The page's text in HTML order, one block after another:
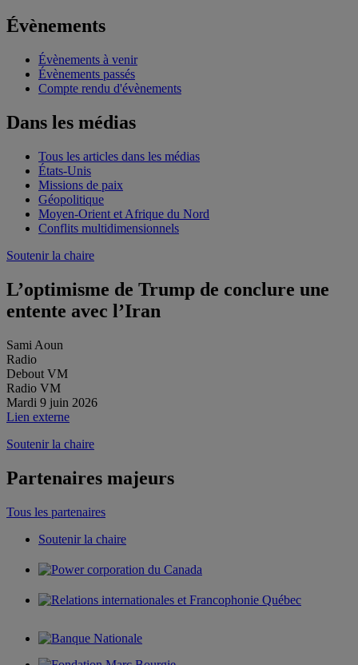
Évènements
Évènements à venir
Évènements passés
Compte rendu d'évènements
Dans les médias
Tous les articles dans les médias
États-Unis
Missions de paix
Géopolitique
Moyen-Orient et Afrique du Nord
Conflits multidimensionnels
Soutenir la chaire
L’optimisme de Trump de conclure une
entente avec l’Iran
Sami Aoun
Radio
Debout VM
Radio VM
Mardi 9 juin 2026
Lien externe
Soutenir la chaire
Partenaires majeurs
Tous les partenaires
Soutenir la chaire